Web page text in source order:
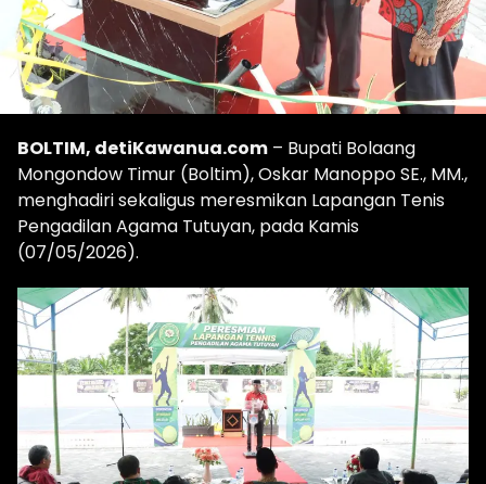
BOLTIM, detiKawanua.com – Bupati Bolaang
Mongondow Timur (Boltim), Oskar Manoppo SE., MM.,
menghadiri sekaligus meresmikan Lapangan Tenis
Pengadilan Agama Tutuyan, pada Kamis
(07/05/2026).